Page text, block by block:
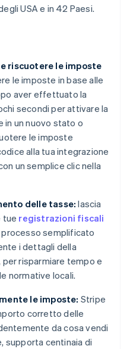
USA e in 42 Paesi.
riscuotere le imposte
le imposte in base alle
aver effettuato la
secondi per attivare la
in un nuovo stato o
le imposte
alla tua integrazione
un semplice clic nella
delle tasse: lascia
tue registrazioni fiscali
semplificato
i dettagli della
risparmiare tempo e
normative locali.
le imposte: Stripe
corretto delle
da cosa vendi
supporta centinaia di